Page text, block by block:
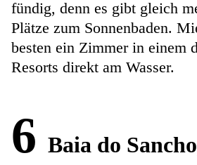
fündig, denn es gibt gleich
Plätze zum Sonnenbaden.
besten ein Zimmer in einem
Resorts direkt am Wasser.
6 Baia do